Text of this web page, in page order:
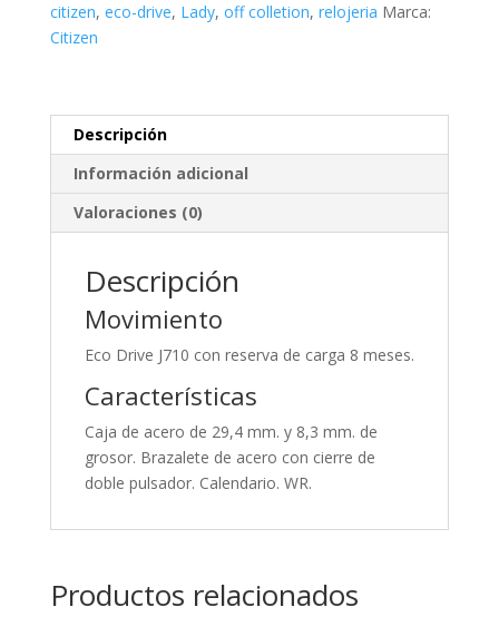
citizen, eco-drive, Lady, off colletion, relojeria Marca:
Citizen
Descripción
Información adicional
Valoraciones (0)
Descripción
Movimiento
Eco Drive J710 con reserva de carga 8 meses.
Características
Caja de acero de 29,4 mm. y 8,3 mm. de
grosor. Brazalete de acero con cierre de
doble pulsador. Calendario. WR.
Productos relacionados